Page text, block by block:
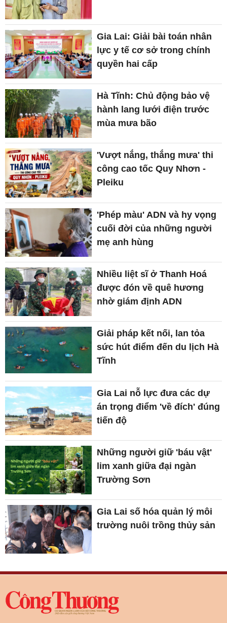
Gia Lai: Giải bài toán nhân
lực y tế cơ sở trong chính
quyền hai cấp
Hà Tĩnh: Chủ động bảo vệ
hành lang lưới điện trước
mùa mưa bão
'Vượt nắng, thắng mưa' thi
công cao tốc Quy Nhơn -
Pleiku
'Phép màu' ADN và hy vọng
cuối đời của những người
mẹ anh hùng
Nhiều liệt sĩ ở Thanh Hoá
được đón về quê hương
nhờ giám định ADN
Giải pháp kết nối, lan tỏa
sức hút điểm đến du lịch Hà
Tĩnh
Gia Lai nỗ lực đưa các dự
án trọng điểm 'về đích' đúng
tiến độ
Những người giữ 'báu vật'
lim xanh giữa đại ngàn
Trường Sơn
Gia Lai số hóa quản lý môi
trường nuôi trồng thủy sản